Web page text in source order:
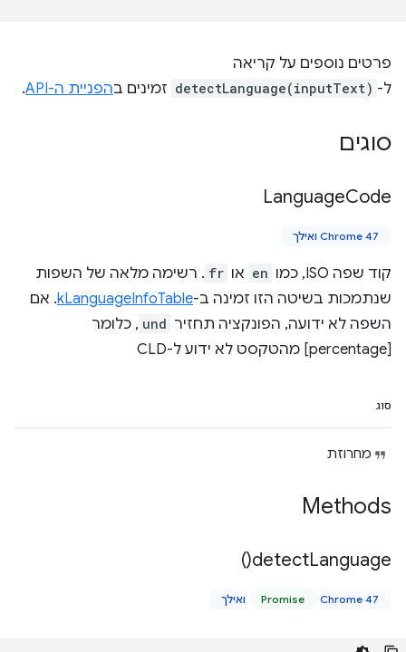
פרטים נוספים על קריאה
ל- detectLanguage(inputText) זמינים בהפניית ה-API .
סוגים
LanguageCode
Chrome 47 ואילך
קוד שפה ISO, כמו en או fr . רשימה מלאה של השפות
שנתמכות בשיטה הזו זמינה ב-kLanguageInfoTable. אם
השפה לא ידועה, הפונקציה תחזיר und , כלומר
[percentage] מהטקסט לא ידוע ל-CLD
סוג
מחרוזת
Methods
detectLanguage(
)
Promise Chrome 47 ואילך